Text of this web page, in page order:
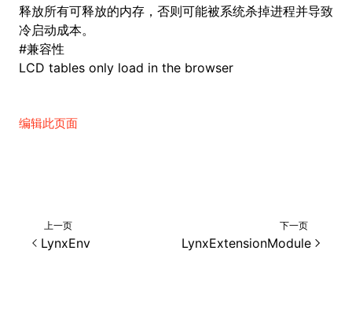
释放所有可释放的内存，否则可能被系统杀掉进程并导致
冷启动成本。
#兼容性
LCD tables only load in the browser
编辑此页面
上一页
LynxEnv
下一页
LynxExtensionModule